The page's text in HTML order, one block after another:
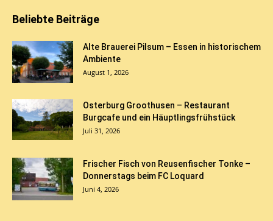
Beliebte Beiträge
Alte Brauerei Pilsum – Essen in historischem
Ambiente
August 1, 2026
Osterburg Groothusen – Restaurant
Burgcafe und ein Häuptlingsfrühstück
Juli 31, 2026
Frischer Fisch von Reusenfischer Tonke –
Donnerstags beim FC Loquard
Juni 4, 2026